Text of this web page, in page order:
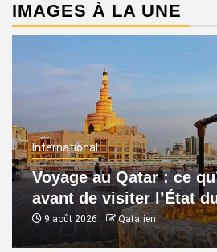
IMAGES À LA UNE
International
Voyage au Qatar : ce
avant de visiter l’État
9 août 2026 Qatarien